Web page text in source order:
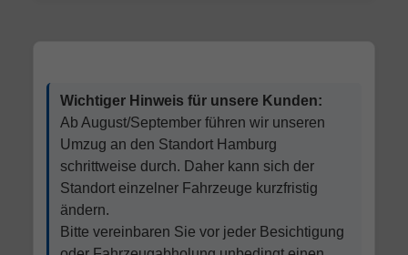
Wichtiger Hinweis für unsere Kunden:
Ab August/September führen wir unseren
Umzug an den Standort Hamburg
schrittweise durch. Daher kann sich der
Standort einzelner Fahrzeuge kurzfristig
ändern.
Bitte vereinbaren Sie vor jeder Besichtigung